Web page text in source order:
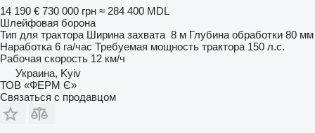
14 190 € 730 000 грн ≈ 284 400 MDL
Шлейфовая борона
Тип для трактора Ширина захвата 8 м Глубина обработки 80 мм
Наработка 6 га/час Требуемая мощность трактора 150 л.с.
Рабочая скорость 12 км/ч
Украина, Kyiv
ТОВ «ФЕРМ Є»
Связаться с продавцом